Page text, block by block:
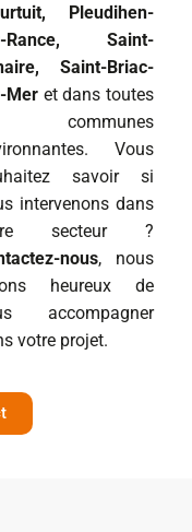
Pleudihen-
Rance, Saint-
Saint-Briac-
Mer et dans toutes
communes
Vous
savoir si
intervenons dans
secteur ?
nous, nous
heureux de
accompagner
votre projet.